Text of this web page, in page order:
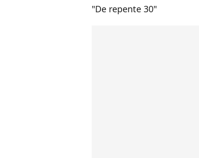
"De repente 30"